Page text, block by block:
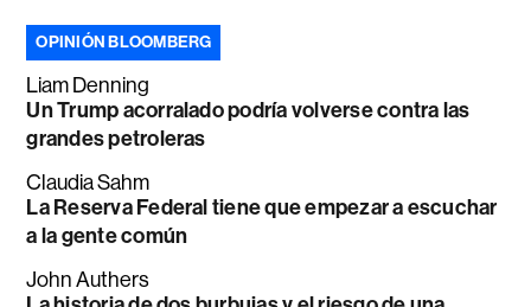
OPINIÓN BLOOMBERG
Liam Denning
Un Trump acorralado podría volverse contra las
grandes petroleras
Claudia Sahm
La Reserva Federal tiene que empezar a escuchar
a la gente común
John Authers